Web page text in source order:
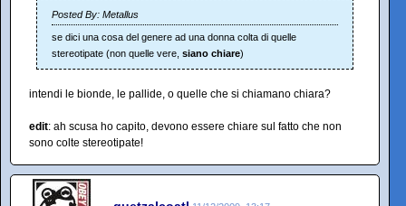
Posted By: Metallus
se dici una cosa del genere ad una donna colta di quelle
stereotipate (non quelle vere, siano chiare)
intendi le bionde, le pallide, o quelle che si chiamano chiara?
edit: ah scusa ho capito, devono essere chiare sul fatto che non
sono colte stereotipate!